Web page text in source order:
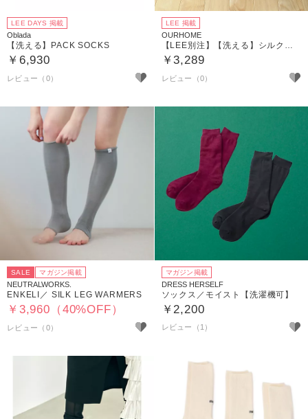
LEE DAYS 掲載
Oblada
【洗える】PACK SOCKS
￥6,930
LEE 掲載
OURHOME
【LEE別注】【洗える】シルク素材のレッグウォーマー
￥3,289
SALE マガジン掲載
NEUTRALWORKS.
ENKELI／ SILK LEG WARMERS
￥3,960（40%OFF）
マガジン掲載
DRESS HERSELF
ソックス／モイスト【洗濯機可】
￥2,200
レビュー（1）